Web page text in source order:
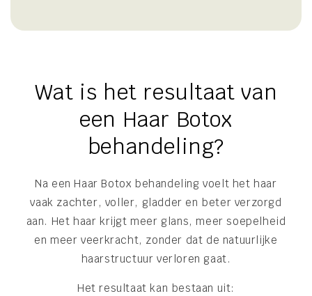
Wat is het resultaat van
een Haar Botox
behandeling?
Na een Haar Botox behandeling voelt het haar
vaak zachter, voller, gladder en beter verzorgd
aan. Het haar krijgt meer glans, meer soepelheid
en meer veerkracht, zonder dat de natuurlijke
haarstructuur verloren gaat.
Het resultaat kan bestaan uit: